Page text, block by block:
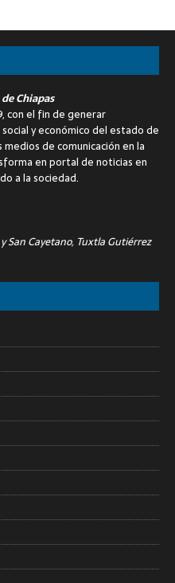
Chiapas
con el fin de generar
y económico del estado de
de comunicación en la
en portal de noticias en
a la sociedad.
San Cayetano, Tuxtla Gutiérrez